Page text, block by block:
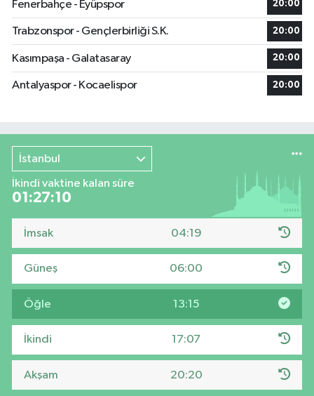
Fenerbahçe - Eyüpspor 20:00
Trabzonspor - Gençlerbirliği S.K. 20:00
Kasımpaşa - Galatasaray 20:00
Antalyaspor - Kocaelispor 20:00
İstanbul
İkindi vaktine kalan süre
01:27:10
İmsak 04:19
Güneş 06:00
Öğle 13:15
İkindi 17:07
Akşam 20:20